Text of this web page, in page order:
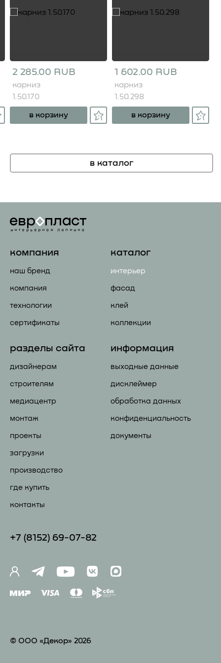
2 285.00 RUB
карниз
1.50.170
в корзину
1 602.00 RUB
карниз
1.50.298
в корзину
в каталог
компания
наш бренд
компания
технологии
сертификаты
каталог
интерьер
фасад
клей
коллекции
разделы сайта
дизайнерам
строителям
медиацентр
монтаж
проекты
загрузки
производство
где купить
контакты
информация
выходные данные
дисклеймер
обработка данных
конфиденциальность
документы
+7 (81 52) 69-07-82
© ООО «Декор» 2026